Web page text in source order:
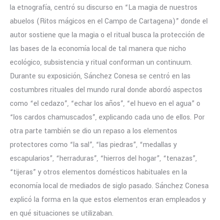
la etnografía, centró su discurso en “La magia de nuestros
abuelos (Ritos mágicos en el Campo de Cartagena)” donde el
autor sostiene que la magia o el ritual busca la protección de
las bases de la economía local de tal manera que nicho
ecológico, subsistencia y ritual conforman un continuum.
Durante su exposición, Sánchez Conesa se centró en las
costumbres rituales del mundo rural donde abordó aspectos
como “el cedazo”, “echar los años”, “el huevo en el agua” o
“los cardos chamuscados”, explicando cada uno de ellos. Por
otra parte también se dio un repaso a los elementos
protectores como “la sal”, “las piedras”, “medallas y
escapularios”, “herraduras”, “hierros del hogar”, “tenazas”,
“tijeras” y otros elementos domésticos habituales en la
economía local de mediados de siglo pasado. Sánchez Conesa
explicó la forma en la que estos elementos eran empleados y
en qué situaciones se utilizaban.